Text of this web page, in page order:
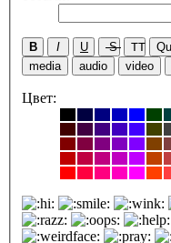
B I U S TT
media
audio video
Цвет: